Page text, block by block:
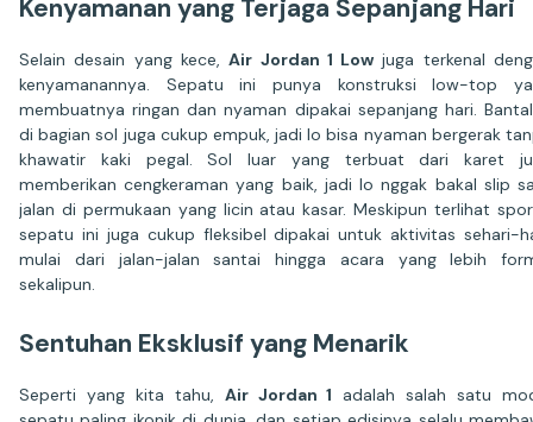
Kenyamanan yang Terjaga Sepanjang Hari
Selain desain yang kece,Air Jordan 1 Low juga terkenal
kenyamanannya. Sepatu ini punya konstruksi low-top
membuatnya ringan dan nyaman dipakai sepanjang hari.
di bagian sol juga cukup empuk, jadi lo bisa nyaman bergerak
khawatir kaki pegal. Sol luar yang terbuat dari karet
memberikan cengkeraman yang baik, jadi lo nggak bakal slip
jalan di permukaan yang licin atau kasar. Meskipun terlihat
sepatu ini juga cukup fleksibel dipakai untuk aktivitas sehari-
mulai dari jalan-jalan santai hingga acara yang lebih
sekalipun.
Sentuhan Eksklusif yang Menarik
Seperti yang kita tahu, Air Jordan 1 adalah salah satu